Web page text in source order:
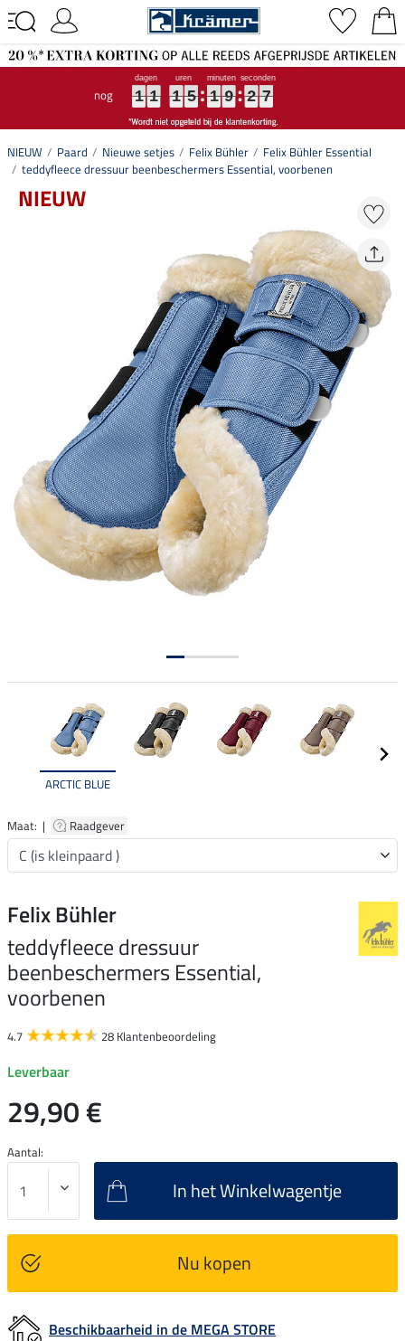
nog 1
1
1
1 1
1
1
1 1
1
1
1 5
5
5
5 1
1
1
1 9
9
9
9 2
2
2
2 6
7
6
7
NIEUW Paard Nieuwe setjes Felix Bühler
Felix Bühler Essential
teddyfleece dressuur beenbeschermers Essential, voorbenen
NIEUW
ARCTIC BLUE
Maat: | Raadgever
Felix Bühler
teddyfleece dressuur
beenbeschermers Essential,
voorbenen
4.7 28 Klantenbeoordeling
Leverbaar
29,90 €
Aantal:
In het Winkelwagentje
Nu kopen
Beschikbaarheid in de MEGA STORE